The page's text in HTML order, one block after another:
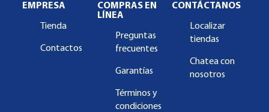
EMPRESA
Tienda
Contactos
COMPRAS EN
LÍNEA
Preguntas
frecuentes
Garantías
Términos y
condiciones
CONTÁCTANOS
Localizar
tiendas
Chatea con
nosotros